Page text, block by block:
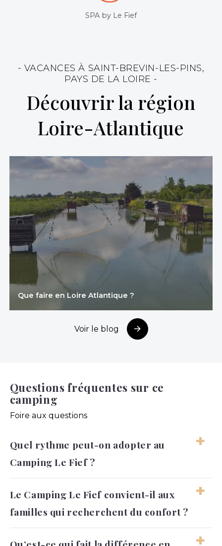
SPA by Le Fief
- VACANCES À SAINT-BREVIN-LES-PINS,
PAYS DE LA LOIRE -
Découvrir la région
Loire-Atlantique
Que faire en Loire Atlantique ?
Voir le blog
Questions fréquentes sur ce
camping
Foire aux questions
Quel rythme peut-on adopter au
Camping Le Fief ?
Le séjour peut être assez vivant, entre
baignade, loisirs et sorties vers le littoral. Il
reste aussi facile de garder des moments plus
Le Camping Le Fief convient-il aux
familles qui recherchent du confort ?
Oui, l’organisation du camping et les